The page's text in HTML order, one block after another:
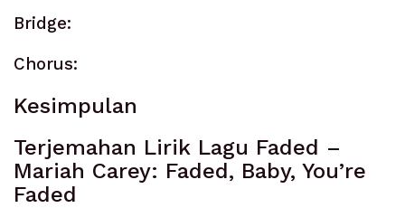
Bridge:
Chorus:
Kesimpulan
Terjemahan Lirik Lagu Faded –
Mariah Carey: Faded, Baby, You’re
Faded